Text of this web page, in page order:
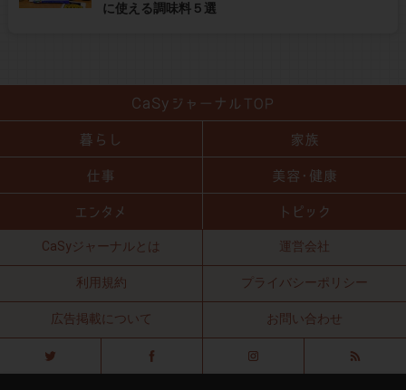
に使える調味料５選
CaSyジャーナルとは 運営会社
利用規約 プライバシーポリシー
広告掲載について お問い合わせ